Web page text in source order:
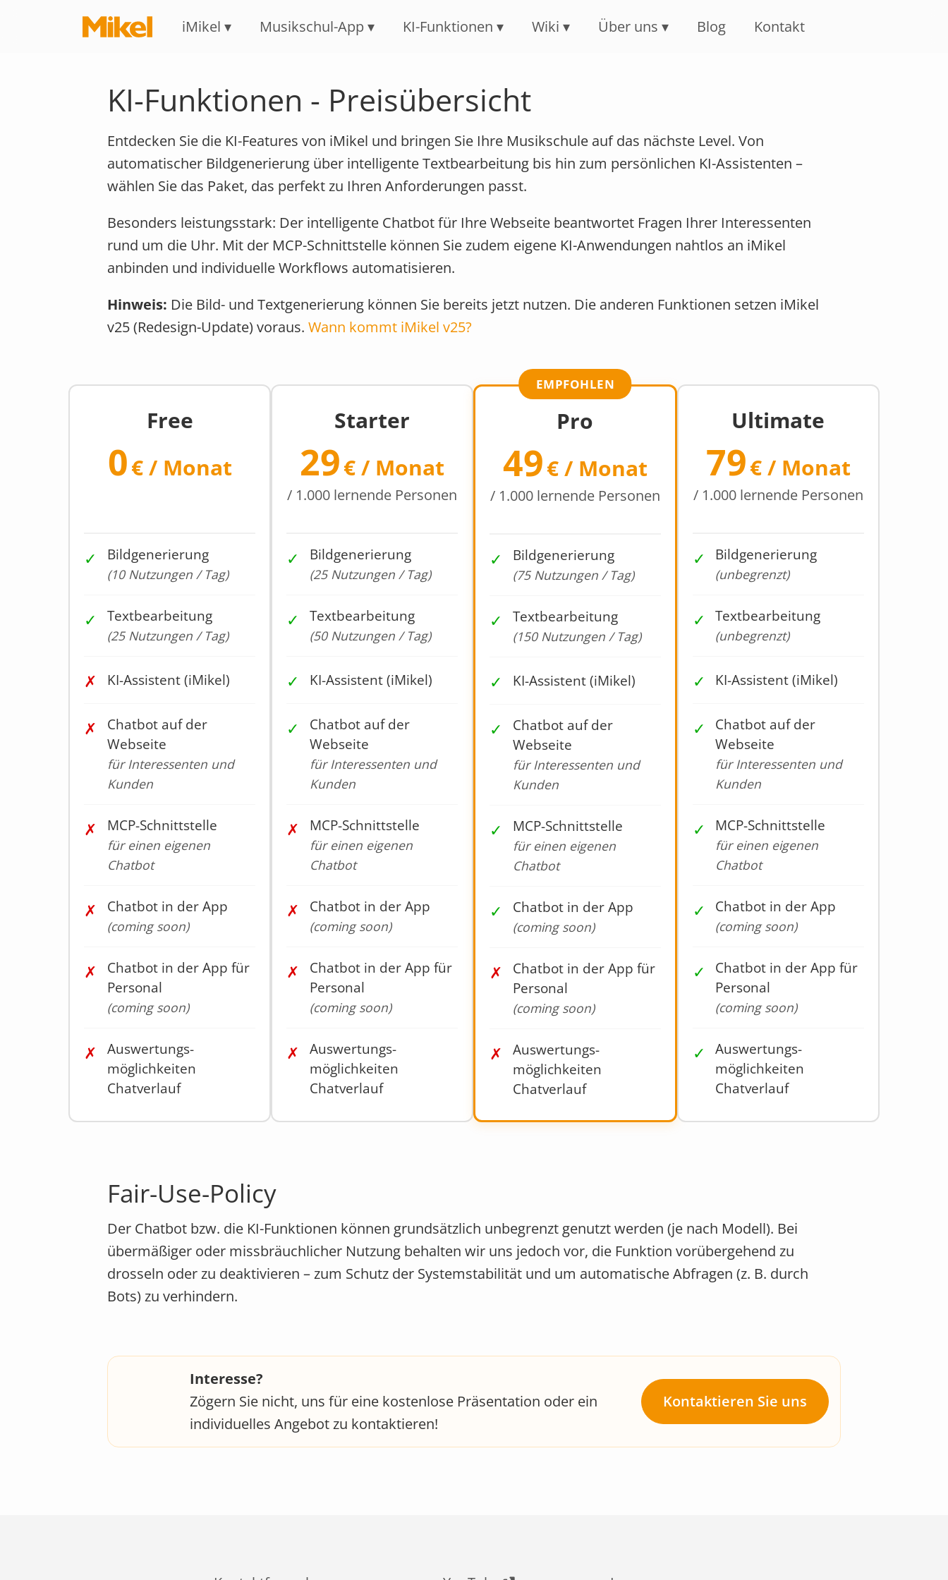
iMikel Musikschul-App KI-Funktionen Wiki Über uns Blog Kontakt
KI-Funktionen - Preisübersicht
Entdecken Sie die KI-Features von iMikel und bringen Sie Ihre Musikschule auf das nächste Level. Von
automatischer Bildgenerierung über intelligente Textbearbeitung bis hin zum persönlichen KI-Assistenten –
wählen Sie das Paket, das perfekt zu Ihren Anforderungen passt.
Besonders leistungsstark: Der intelligente Chatbot für Ihre Webseite beantwortet Fragen Ihrer Interessenten
rund um die Uhr. Mit der MCP-Schnittstelle können Sie zudem eigene KI-Anwendungen nahtlos an iMikel
anbinden und individuelle Workflows automatisieren.
Hinweis: Die Bild- und Textgenerierung können Sie bereits jetzt nutzen. Die anderen Funktionen setzen iMikel
v25 (Redesign-Update) voraus. Wann kommt iMikel v25?
Free
0€ / Monat
✓ Bildgenerierung
(10 Nutzungen / Tag)
✓ Textbearbeitung
(25 Nutzungen / Tag)
✗ KI-Assistent (iMikel)
✗
Chatbot auf der
Webseite
für Interessenten und
Kunden
✗ MCP-Schnittstelle
für einen eigenen
Chatbot
✗ Chatbot in der App
(coming soon)
✗
Chatbot in der App für
Personal
(coming soon)
✗
Auswertungs­
möglichkeiten
Chatverlauf
Starter
29€ / Monat
/ 1.000 lernende Personen
✓ Bildgenerierung
(25 Nutzungen / Tag)
✓ Textbearbeitung
(50 Nutzungen / Tag)
✓ KI-Assistent (iMikel)
✓
Chatbot auf der
Webseite
für Interessenten und
Kunden
✗ MCP-Schnittstelle
für einen eigenen
Chatbot
✗ Chatbot in der App
(coming soon)
✗
Chatbot in der App für
Personal
(coming soon)
✗
Auswertungs­
möglichkeiten
Chatverlauf
EMPFOHLEN
Pro
49€ / Monat
/ 1.000 lernende Personen
✓ Bildgenerierung
(75 Nutzungen / Tag)
✓ Textbearbeitung
(150 Nutzungen / Tag)
✓ KI-Assistent (iMikel)
✓
Chatbot auf der
Webseite
für Interessenten und
Kunden
✓ MCP-Schnittstelle
für einen eigenen
Chatbot
✓ Chatbot in der App
(coming soon)
✗
Chatbot in der App für
Personal
(coming soon)
✗
Auswertungs­
möglichkeiten
Chatverlauf
Ultimate
79€ / Monat
/ 1.000 lernende Personen
✓ Bildgenerierung
(unbegrenzt)
✓ Textbearbeitung
(unbegrenzt)
✓ KI-Assistent (iMikel)
✓
Chatbot auf der
Webseite
für Interessenten und
Kunden
✓ MCP-Schnittstelle
für einen eigenen
Chatbot
✓ Chatbot in der App
(coming soon)
✓
Chatbot in der App für
Personal
(coming soon)
✓
Auswertungs­
möglichkeiten
Chatverlauf
Fair-Use-Policy
Der Chatbot bzw. die KI-Funktionen können grundsätzlich unbegrenzt genutzt werden (je nach Modell). Bei
übermäßiger oder missbräuchlicher Nutzung behalten wir uns jedoch vor, die Funktion vorübergehend zu
drosseln oder zu deaktivieren – zum Schutz der Systemstabilität und um automatische Abfragen (z. B. durch
Bots) zu verhindern.
Interesse?
Zögern Sie nicht, uns für eine kostenlose Präsentation oder ein
individuelles Angebot zu kontaktieren!
Kontaktieren Sie uns